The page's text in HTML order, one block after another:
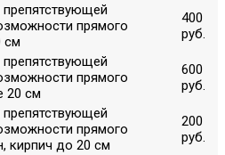
прямого
см
400
руб.
прямого
20 см
600
руб.
прямого
кирпич до 20 см
200
руб.